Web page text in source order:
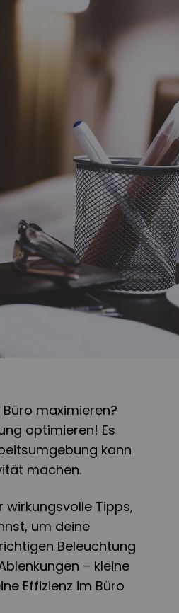
maximieren?
optimieren! Es
kann
machen.
Tipps,
um deine
Beleuchtung
– kleine
Effizienz im Büro